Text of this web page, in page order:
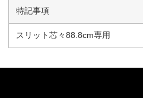
特記事項
スリット芯々88.8cm専用